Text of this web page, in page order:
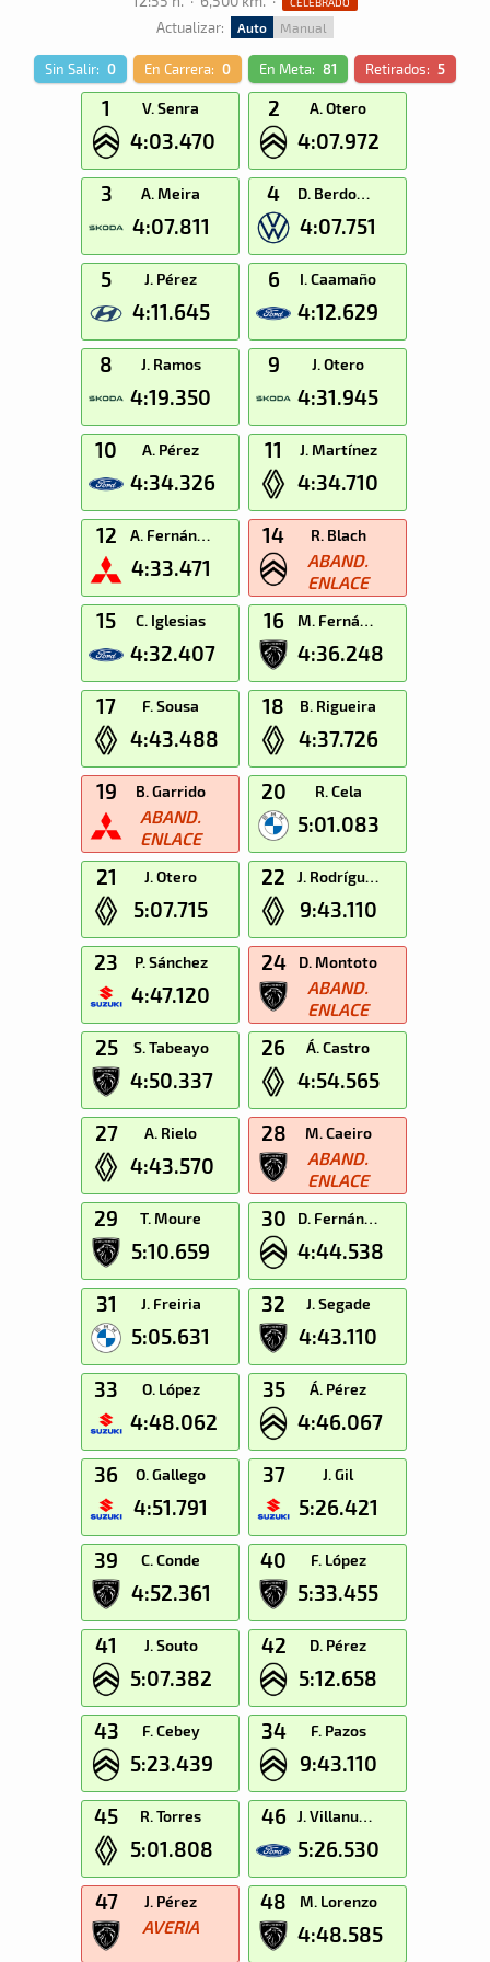
Actualizar: Auto Manual
Sin Salir: 0 En Carrera: 0 En Meta: 81 Retirados: 5
1 V. Senra
4:03.470
2 A. Otero
4:07.972
3 A. Meira
4:07.811
4 D. Berdomás
4:07.751
5 J. Pérez
4:11.645
6 I. Caamaño
4:12.629
8 J. Ramos
4:19.350
9 J. Otero
4:31.945
10 A. Pérez
4:34.326
11 J. Martínez
4:34.710
12 A. Fernández
4:33.471
14 R. Blach
ABAND.
ENLACE
15 C. Iglesias
4:32.407
16 M. Fernández
4:36.248
17 F. Sousa
4:43.488
18 B. Rigueira
4:37.726
19 B. Garrido
ABAND.
ENLACE
20 R. Cela
5:01.083
21 J. Otero
5:07.715
22 J. Rodríguez
9:43.110
23 P. Sánchez
4:47.120
24 D. Montoto
ABAND.
ENLACE
25 S. Tabeayo
4:50.337
26 Á. Castro
4:54.565
27 A. Rielo
4:43.570
28 M. Caeiro
ABAND.
ENLACE
29 T. Moure
5:10.659
30 D. Fernández
4:44.538
31 J. Freiria
5:05.631
32 J. Segade
4:43.110
33 O. López
4:48.062
35 Á. Pérez
4:46.067
36 O. Gallego
4:51.791
37 J. Gil
5:26.421
39 C. Conde
4:52.361
40 F. López
5:33.455
41 J. Souto
5:07.382
42 D. Pérez
5:12.658
43 F. Cebey
5:23.439
34 F. Pazos
9:43.110
45 R. Torres
5:01.808
46 J. Villanueva
5:26.530
47 J. Pérez
AVERIA
48 M. Lorenzo
4:48.585